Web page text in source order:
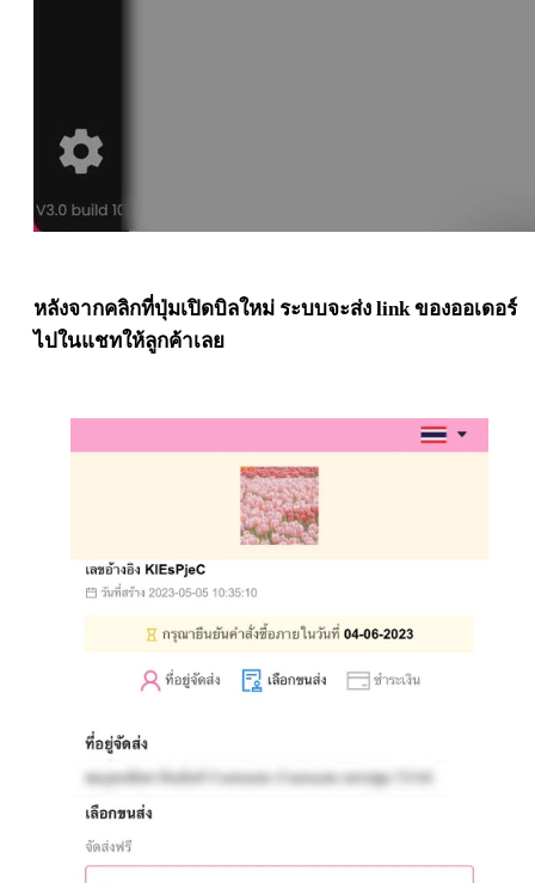
หลังจากคลิกที่ปุ่มเปิดบิลใหม่ ระบบจะส่ง link ของออเดอร์
ไปในแชทให้ลูกค้าเลย